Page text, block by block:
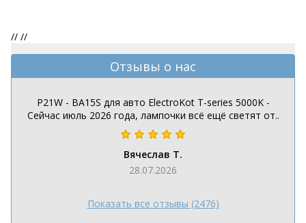
// //
Отзывы о нас
P21W - BA15S для авто ElectroKot T-series 5000K -
Сейчас июль 2026 года, лампочки всё ещё светят от..
Вячеслав Т.
28.07.2026
Показать все отзывы (2476)